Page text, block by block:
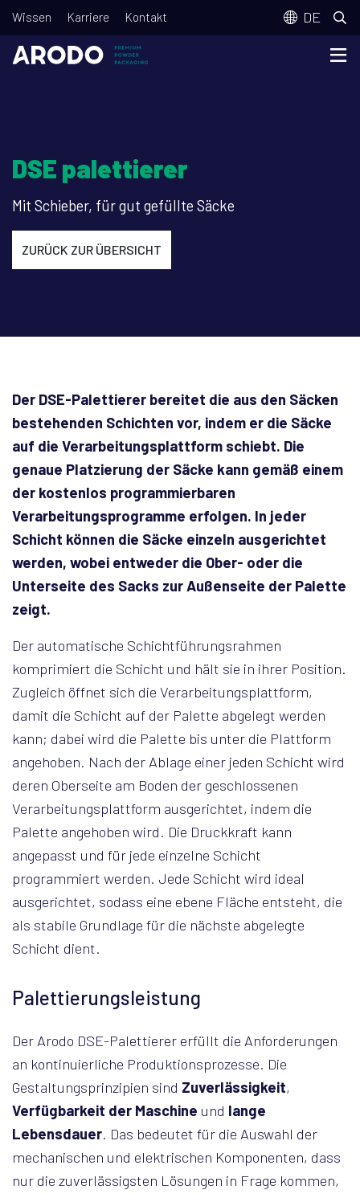
Direkt
zum
Inhalt
T
o
p
u
Wissen Karriere Kontakt DE
DSE palettierer
Mit Schieber, für gut gefüllte Säcke
ZURÜCK ZUR ÜBERSICHT
Der DSE-Palettierer bereitet die aus den Säcken
bestehenden Schichten vor, indem er die Säcke
auf die Verarbeitungsplattform schiebt. Die
genaue Platzierung der Säcke kann gemäß einem
der kostenlos programmierbaren
Verarbeitungsprogramme erfolgen. In jeder
Schicht können die Säcke einzeln ausgerichtet
werden, wobei entweder die Ober- oder die
Unterseite des Sacks zur Außenseite der Palette
zeigt.
Der automatische Schichtführungsrahmen
komprimiert die Schicht und hält sie in ihrer Position.
Zugleich öffnet sich die Verarbeitungsplattform,
damit die Schicht auf der Palette abgelegt werden
kann; dabei wird die Palette bis unter die Plattform
angehoben. Nach der Ablage einer jeden Schicht wird
deren Oberseite am Boden der geschlossenen
Verarbeitungsplattform ausgerichtet, indem die
Palette angehoben wird. Die Druckkraft kann
angepasst und für jede einzelne Schicht
programmiert werden. Jede Schicht wird ideal
ausgerichtet, sodass eine ebene Fläche entsteht, die
als stabile Grundlage für die nächste abgelegte
Schicht dient.
Palettierungsleistung
Der Arodo DSE-Palettierer erfüllt die Anforderungen
an kontinuierliche Produktionsprozesse. Die
Gestaltungsprinzipien sind Zuverlässigkeit,
Verfügbarkeit der Maschine und lange
Lebensdauer. Das bedeutet für die Auswahl der
mechanischen und elektrischen Komponenten, dass
nur die zuverlässigsten Lösungen in Frage kommen,